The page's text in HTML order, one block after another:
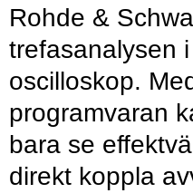
Rohde &
trefasanalysen
oscilloskop.
programvaran
bara se
direkt koppla